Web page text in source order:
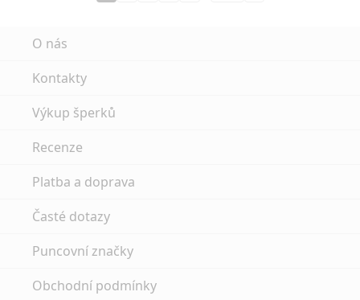
O nás
Kontakty
Výkup šperků
Recenze
Platba a doprava
Časté dotazy
Puncovní značky
Obchodní podmínky